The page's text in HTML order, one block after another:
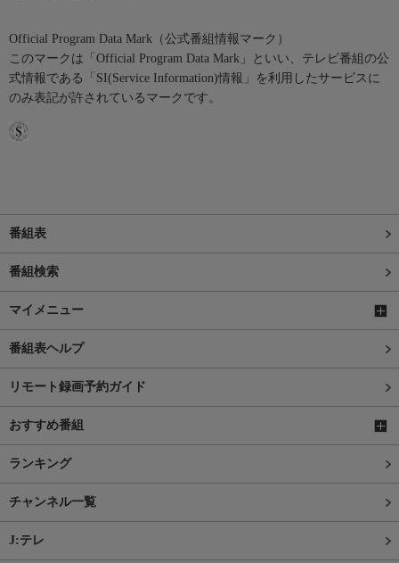
Official Program Data Mark（公式番組情報マーク）
このマークは「Official Program Data Mark」といい、テレビ番組の公
式情報である「SI(Service Information)情報」を利用したサービスに
のみ表記が許されているマークです。
番組表
番組検索
マイメニュー
番組表ヘルプ
リモート録画予約ガイド
おすすめ番組
ランキング
チャンネル一覧
J:テレ